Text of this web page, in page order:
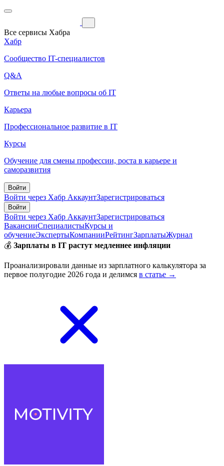
Все сервисы Хабра
Хабр
Сообщество IT-специалистов
Q&A
Ответы на любые вопросы об IT
Карьера
Профессиональное развитие в IT
Курсы
Обучение для смены профессии, роста в карьере и
саморазвития
Войти
Войти через Хабр АккаунтЗарегистрироваться
Войти
Войти через Хабр АккаунтЗарегистрироваться
ВакансииСпециалистыКурсы и
обучениеЭкспертыКомпанииРейтингЗарплатыЖурнал
💰 Зарплаты в IT растут медленнее инфляции
Проанализировали данные из зарплатного калькулятора за
первое полугодие 2026 года и делимся в статье →